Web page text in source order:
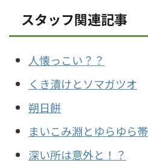
スタッフ関連記事
人懐っこい？？
くき漬けとソマガツオ
朔日餅
まいこみ淵とゆらゆら帯
深い所は意外と！？